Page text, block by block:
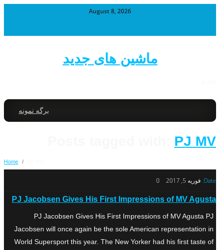
August 8, 2026
ماشین های جدید
برگه نمونه
PJ MV
Home /
Date: فوریه 5, 2017 0
PJ Jacobsen Gives His First Impressions of MV Agusta
PJ Jacobsen Gives His First Impressions of MV Agusta PJ
Jacobsen will once again be the sole American representation in
World Supersport this year. The New Yorker had his first taste of